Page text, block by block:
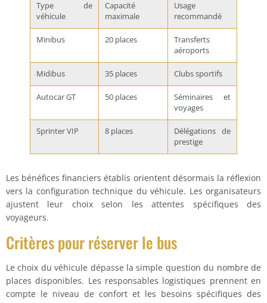
Type de
véhicule
Capacité
maximale
Usage
recommandé
Minibus 20 places
Transferts
aéroports
Midibus 35 places Clubs sportifs
Autocar GT 50 places
Séminaires et
voyages
Sprinter VIP 8 places
Délégations de
prestige
Les bénéfices financiers établis orientent désormais la réflexion
vers la configuration technique du véhicule. Les organisateurs
ajustent leur choix selon les attentes spécifiques des
voyageurs.
Critères pour réserver le bus
Le choix du véhicule dépasse la simple question du nombre de
places disponibles. Les responsables logistiques prennent en
compte le niveau de confort et les besoins spécifiques des